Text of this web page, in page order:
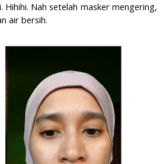
Hihihi. Nah setelah masker mengering,
air bersih.